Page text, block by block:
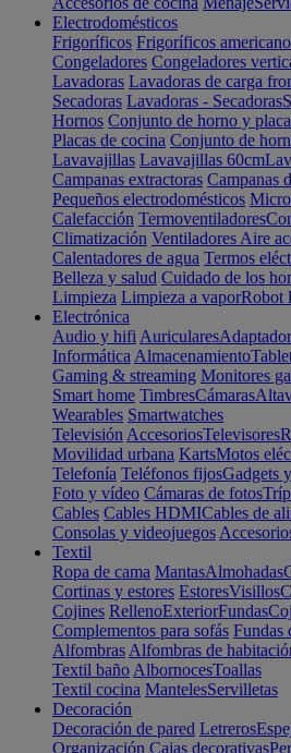
Electrodomésticos
Frigoríficos Frigoríficos
Congeladores Congeladores
Lavadoras Lavadoras de carga
Secadoras Lavadoras - Secadoras
Hornos Conjunto de horno y placa
Placas de cocina Conjunto de
Lavavajillas Lavavajillas 60cm
Campanas extractoras Campanas
Pequeños electrodomésticos
Calefacción Termoventiladores
Climatización Ventiladores Aire
Calentadores de agua Termos
Belleza y salud Cuidado de los
Limpieza Limpieza a vaporRobot
Electrónica
Audio y hifi Auriculares
Informática Almacenamiento
Gaming & streaming Monitores
Smart home TimbresCámaras
Wearables Smartwatches
Televisión AccesoriosTelevisores
Movilidad urbana KartsMotos
Telefonía Teléfonos fijosGadgets
Foto y vídeo Cámaras de fotos
Cables Cables HDMICables de
Consolas y videojuegos
Textil
Ropa de cama MantasAlmohadas
Cortinas y estores EstoresVisillos
Cojines RellenoExteriorFundas
Complementos para sofás Fundas
Alfombras Alfombras de
Textil baño AlbornocesToallas
Textil cocina MantelesServilletas
Decoración
Decoración de pared Letreros
Organización Cajas decorativas